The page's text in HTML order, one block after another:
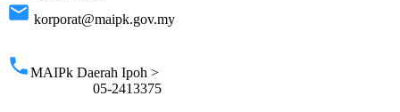
email korporat@maipk.gov.my
phoneMAIPk Daerah Ipoh >
05-2413375